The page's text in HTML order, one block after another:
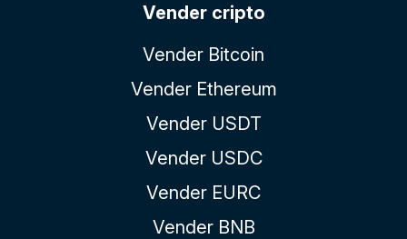
Vender cripto
Vender Bitcoin
Vender Ethereum
Vender USDT
Vender USDC
Vender EURC
Vender BNB